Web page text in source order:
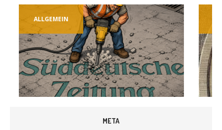
ALLGEMEIN
META